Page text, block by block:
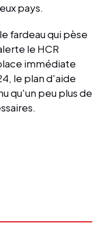
pays.
fardeau qui pèse
le HCR
immédiate
le plan d'aide
qu'un peu plus de